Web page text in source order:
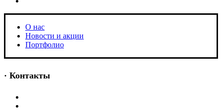
O нас
Новости и акции
Портфолио
· Контакты